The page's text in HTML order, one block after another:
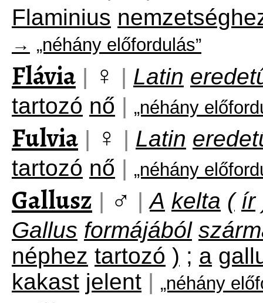
Flaminius
→ „néhány előfordulás”
Flávia | ♀ | Latin
tartozó nő | „néhány
Fulvia | ♀ | Latin
tartozó nő | „néhány
Gallusz | ♂ | A kelta ( ír
Gallus formájából
néphez tartozó ) ; a
kakast jelent | „néhány